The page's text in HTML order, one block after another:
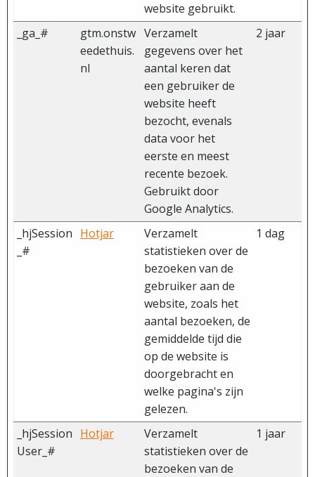
website gebruikt.
_ga_#
gtm.onstw
eedethuis.
nl
Verzamelt
gegevens over het
aantal keren dat
een gebruiker de
website heeft
bezocht, evenals
data voor het
eerste en meest
recente bezoek.
Gebruikt door
Google Analytics.
2 jaar
_hjSession
_#
Hotjar
Verzamelt
statistieken over de
bezoeken van de
gebruiker aan de
website, zoals het
aantal bezoeken, de
gemiddelde tijd die
op de website is
doorgebracht en
welke pagina's zijn
gelezen.
1 dag
_hjSession
User_#
Hotjar
Verzamelt
statistieken over de
bezoeken van de
1 jaar